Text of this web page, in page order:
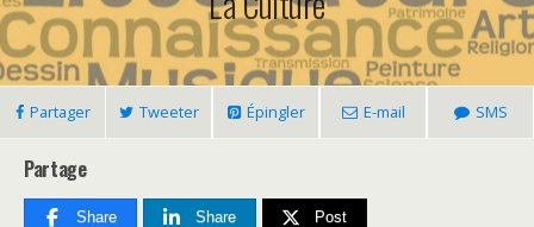
Partager Tweeter Épingler E-mail SMS
Partage
Share Share Post